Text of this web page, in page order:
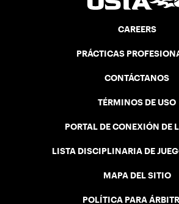
CAREERS
PRÁCTICAS
CONTÁCTANOS
TÉRMINOS DE USO
PORTAL DE CONEXIÓN DE
LISTA DISCIPLINARIA DE
MAPA DEL SITIO
POLÍTICA PARA